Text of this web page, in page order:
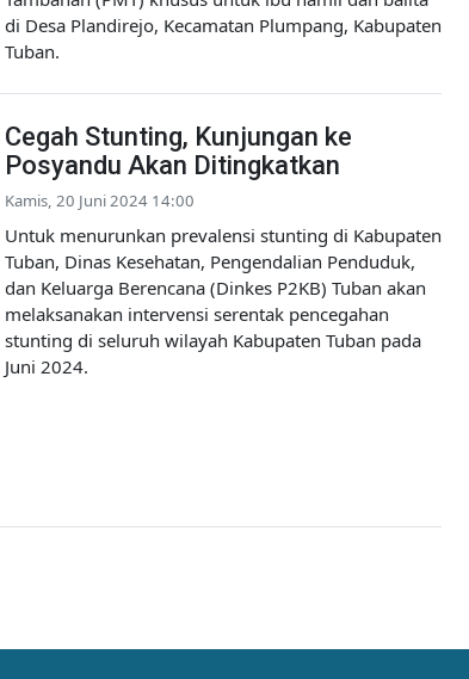
di Desa Plandirejo, Kecamatan Plumpang, Kabupaten
Tuban.
Cegah Stunting, Kunjungan ke
Posyandu Akan Ditingkatkan
Kamis, 20 Juni 2024 14:00
Untuk menurunkan prevalensi stunting di Kabupaten
Tuban, Dinas Kesehatan, Pengendalian Penduduk,
dan Keluarga Berencana (Dinkes P2KB) Tuban akan
melaksanakan intervensi serentak pencegahan
stunting di seluruh wilayah Kabupaten Tuban pada
Juni 2024.